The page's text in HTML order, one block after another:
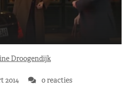
Droogendijk
2014 0 reacties